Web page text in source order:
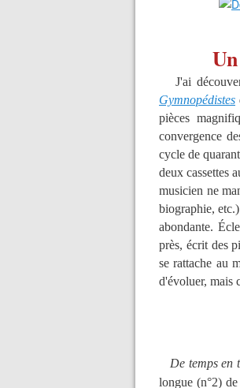
J'ai
Gymnopédistes
pièces
convergence
cycle de
deux cassettes
musicien ne
biographie,
abondante.
près, écrit des
se rattache au
d'évoluer, mais
De temps en
longue (n°2)